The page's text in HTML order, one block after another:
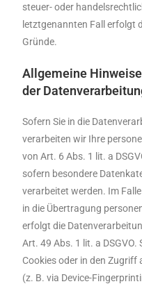
steuer- oder
letztgenannten Fall erfolgt
Gründe.
Allgemeine
der
Sofern Sie in die
verarbeiten wir Ihre
von Art. 6 Abs. 1 lit. a
sofern besondere
verarbeitet werden. Im
in die Übertragung
erfolgt die
Art. 49 Abs. 1 lit. a DSGVO.
Cookies oder in den
(z. B. via Device-